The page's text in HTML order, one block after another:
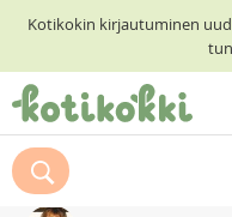
Kotikokin kirjautuminen
ETUSIVU
RESEPTIHAKU